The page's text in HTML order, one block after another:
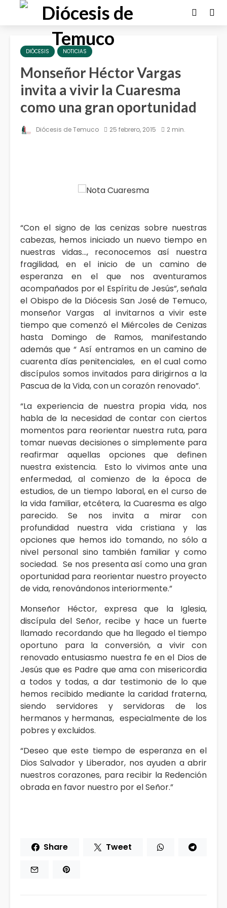
DIÓCESIS NOTICIAS
Monseñor Héctor Vargas
invita a vivir la Cuaresma
como una gran oportunidad
Diócesis de Temuco 25 febrero, 2015 2 min.
“Con el signo de las cenizas sobre nuestras
cabezas, hemos iniciado un nuevo tiempo en
nuestras vidas…, reconocemos así nuestra
fragilidad, en el inicio de un camino de
esperanza en el que nos aventuramos
acompañados por el Espíritu de Jesús”, señala
el Obispo de la Diócesis San José de Temuco,
monseñor Vargas al invitarnos a vivir este
tiempo que comenzó el Miércoles de Cenizas
hasta Domingo de Ramos, manifestando
además que “ Así entramos en un camino de
cuarenta días penitenciales, en el cual como
discípulos somos invitados para dirigirnos a la
Pascua de la Vida, con un corazón renovado”.
“La experiencia de nuestra propia vida, nos
habla de la necesidad de contar con ciertos
momentos para reorientar nuestra ruta, para
tomar nuevas decisiones o simplemente para
reafirmar aquellas opciones que definen
nuestra existencia. Esto lo vivimos ante una
enfermedad, al comienzo de la época de
estudios, de un tiempo laboral, en el curso de
la vida familiar, etcétera, la Cuaresma es algo
parecido. Se nos invita a mirar con
profundidad nuestra vida cristiana y las
opciones que hemos ido tomando, no sólo a
nivel personal sino también familiar y como
sociedad. Se nos presenta así como una gran
oportunidad para reorientar nuestro proyecto
de vida, renovándonos interiormente.”
Monseñor Héctor, expresa que la Iglesia,
discípula del Señor, recibe y hace un fuerte
llamado recordando que ha llegado el tiempo
oportuno para la conversión, a vivir con
renovado entusiasmo nuestra fe en el Dios de
Jesús que es Padre que ama con misericordia
a todos y todas, a dar testimonio de lo que
hemos recibido mediante la caridad fraterna,
siendo servidores y servidoras de los
hermanos y hermanas, especialmente de los
pobres y excluidos.
“Deseo que este tiempo de esperanza en el
Dios Salvador y Liberador, nos ayuden a abrir
nuestros corazones, para recibir la Redención
obrada en favor nuestro por el Señor.”
Share Tweet